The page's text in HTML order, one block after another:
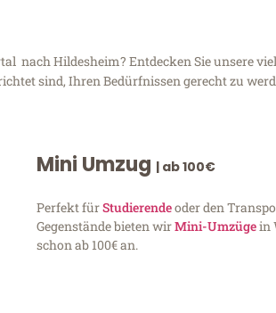
nach Hildesheim? Entdecken Sie unsere
sind, Ihren Bedürfnissen gerecht zu
Mini Umzug | ab 100€
Perfekt fürStudierendeoder den
Gegenstände bieten wirMini-Umzügein
schon ab 100€ an.